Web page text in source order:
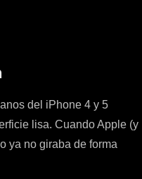
del iPhone 4 y 5
lisa. Cuando Apple (y
ya no giraba de forma